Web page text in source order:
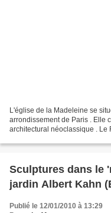
L'église de la Madeleine se
arrondissement de Paris . Elle
architectural néoclassique .
Sculptures dans le
jardin Albert Kahn
Publié le 12/01/2010 à 13:29